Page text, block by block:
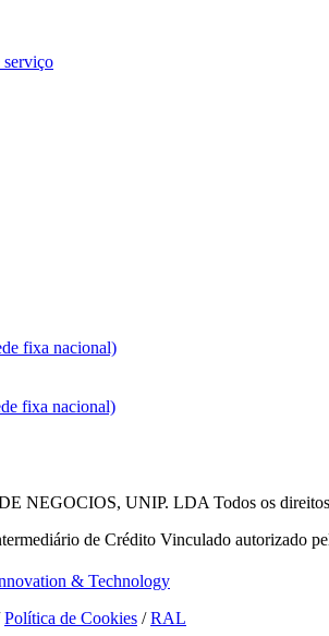
serviço
fixa nacional)
fixa nacional)
NEGOCIOS, UNIP. LDA Todos os direitos
de Crédito Vinculado autorizado
& Technology
Política de Cookies /RAL